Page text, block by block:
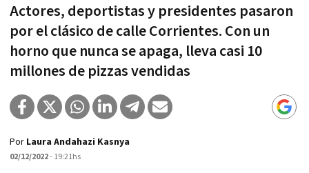
Actores, deportistas y presidentes pasaron
por el clásico de calle Corrientes. Con un
horno que nunca se apaga, lleva casi 10
millones de pizzas vendidas
Por Laura Andahazi Kasnya
02/12/2022- 19:21hs